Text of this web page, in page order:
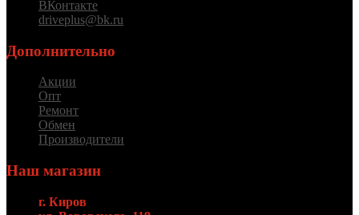
ВКонтакте
driveplus@bk.ru
Дополнительно
Акции
Опт
Ремонт
Обмен
Производители
Наш магазин
г. Киров